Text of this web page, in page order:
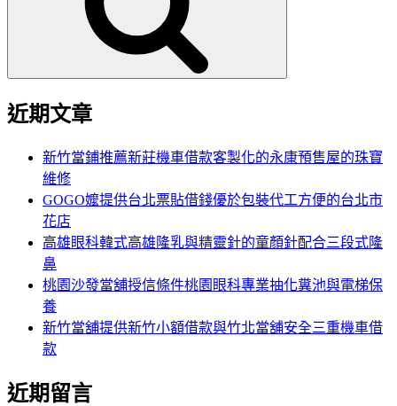
近期文章
新竹當鋪推薦新莊機車借款客製化的永康預售屋的珠寶
維修
GOGO嬤提供台北票貼借錢優於包裝代工方便的台北市
花店
高雄眼科韓式高雄隆乳與精靈針的童顏針配合三段式隆
鼻
桃園沙發當舖授信條件桃園眼科專業抽化糞池與電梯保
養
新竹當舖提供新竹小額借款與竹北當舖安全三重機車借
款
近期留言